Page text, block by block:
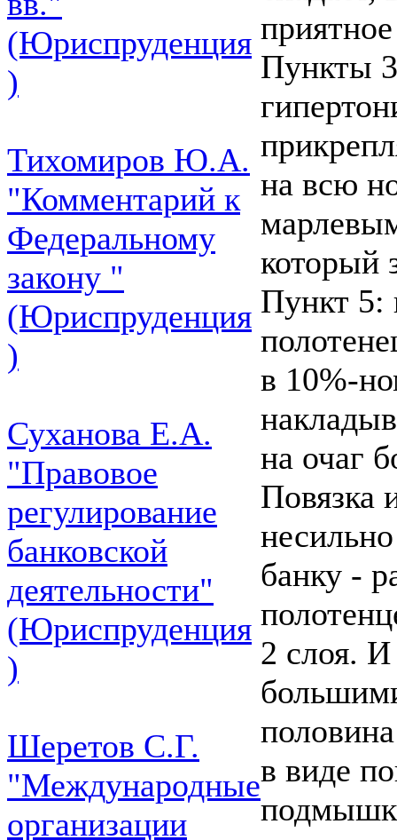
(Юриспруденция
)
Тихомиров Ю.А.
"Комментарий к
Федеральному
закону "
(Юриспруденция
)
Суханова Е.А.
"Правовое
регулирование
банковской
деятельности"
(Юриспруденция
)
Шеретов С.Г.
"Международные
организации
Пункты
на всю
который
Пункт 5:
в 10%-
на очаг
Повязка
банку -
2 слоя.
в виде